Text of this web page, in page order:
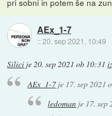
pri sobni in potem še na
AEx_1-7
::20. sep 2021, 10:49
Silici je20. sep 2021 ob 10:31
AEx_1-7je 17. sep 2021
ledoman je 17.